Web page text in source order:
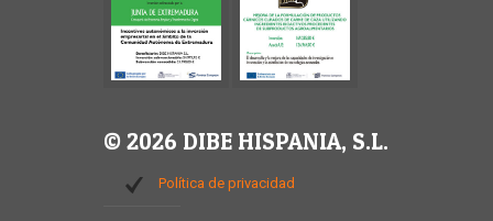
© 2026 DIBE HISPANIA, S.L.
Política de privacidad